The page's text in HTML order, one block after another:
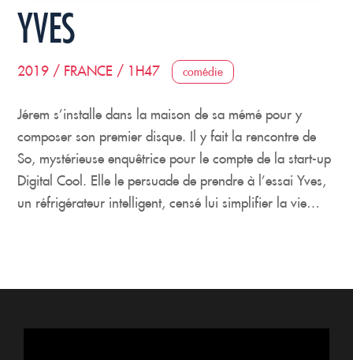
YVES
2019 / FRANCE / 1H47 comédie
Jérem s’installe dans la maison de sa mémé pour y
composer son premier disque. Il y fait la rencontre de
So, mystérieuse enquêtrice pour le compte de la start-up
Digital Cool. Elle le persuade de prendre à l’essai Yves,
un réfrigérateur intelligent, censé lui simplifier la vie…